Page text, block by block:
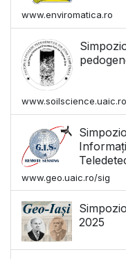
www.enviromatica.ro
www.soilscience.uaic.ro
www.geo.uaic.ro/sig
2025